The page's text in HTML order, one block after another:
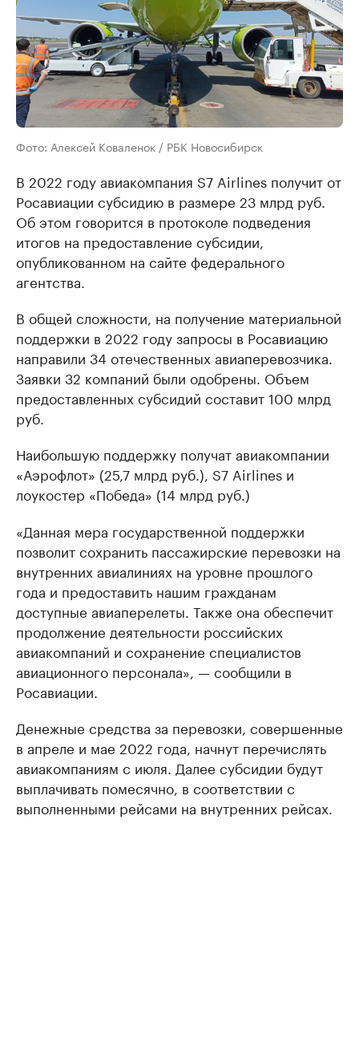
Фото: Алексей Коваленок / РБК Новосибирск
В 2022 году авиакомпания S7 Airlines получит от
Росавиации субсидию в размере 23 млрд руб.
Об этом говорится в протоколе подведения
итогов на предоставление субсидии,
опубликованном на сайте федерального
агентства.
В общей сложности, на получение материальной
поддержки в 2022 году запросы в Росавиацию
направили 34 отечественных авиаперевозчика.
Заявки 32 компаний были одобрены. Объем
предоставленных субсидий составит 100 млрд
руб.
Наибольшую поддержку получат авиакомпании
«Аэрофлот» (25,7 млрд руб.), S7 Airlines и
лоукостер «Победа» (14 млрд руб.)
«Данная мера государственной поддержки
позволит сохранить пассажирские перевозки на
внутренних авиалиниях на уровне прошлого
года и предоставить нашим гражданам
доступные авиаперелеты. Также она обеспечит
продолжение деятельности российских
авиакомпаний и сохранение специалистов
авиационного персонала», — сообщили в
Росавиации.
Денежные средства за перевозки, совершенные
в апреле и мае 2022 года, начнут перечислять
авиакомпаниям с июля. Далее субсидии будут
выплачивать помесячно, в соответствии с
выполненными рейсами на внутренних рейсах.